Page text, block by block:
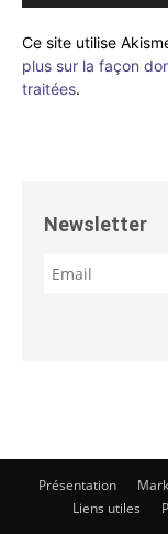
Ce site utilise
plus sur la façon
traitées.
Newsletter
Présentation
Liens utiles